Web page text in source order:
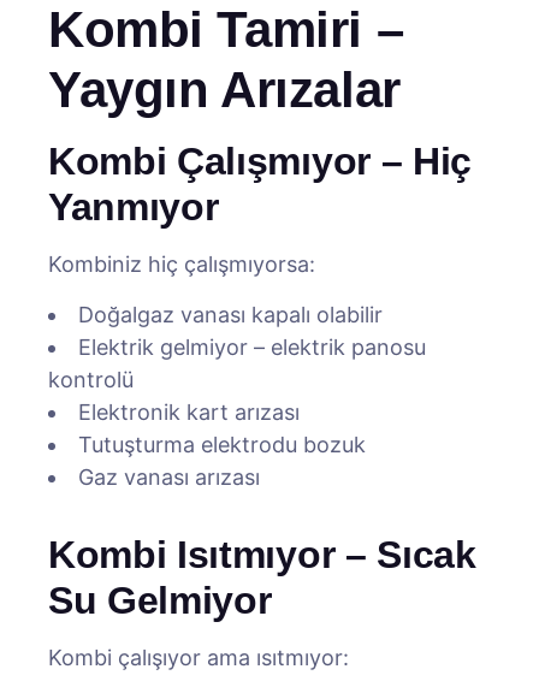
Kombi Tamiri –
Yaygın Arızalar
Kombi Çalışmıyor – Hiç
Yanmıyor
Kombiniz hiç çalışmıyorsa:
Doğalgaz vanası kapalı olabilir
Elektrik gelmiyor – elektrik panosu
kontrolü
Elektronik kart arızası
Tutuşturma elektrodu bozuk
Gaz vanası arızası
Kombi Isıtmıyor – Sıcak
Su Gelmiyor
Kombi çalışıyor ama ısıtmıyor: